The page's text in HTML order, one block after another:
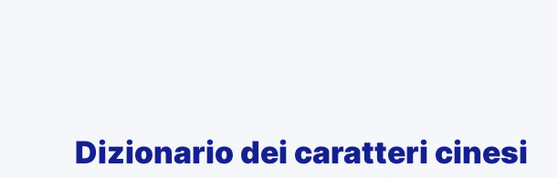
Dizionario dei caratteri cinesi